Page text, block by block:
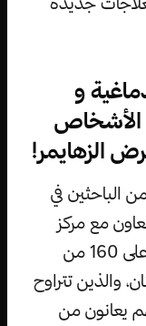
و
الأشخاص
الزهايمر!
الباحثين في
مع مركز
شؤون المحاربين القدامى الأمريكي، على 160 من
والذين تتراوح
ومعظمهم يعانون من